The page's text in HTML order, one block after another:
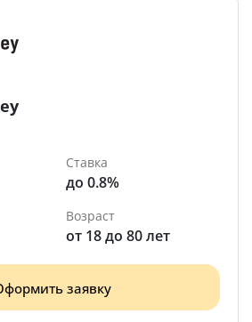
Ставка
до 0.8%
Возраст
от 18 до 80 лет
заявку